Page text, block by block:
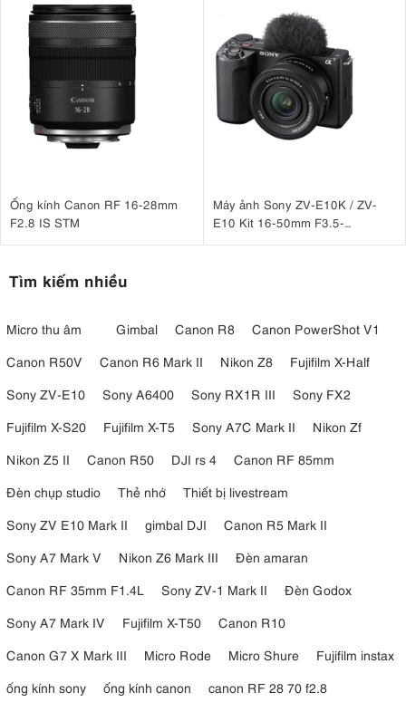
Ống kính Canon RF 16-28mm
F2.8 IS STM
Máy ảnh Sony ZV-E10K / ZV-
E10 Kit 16-50mm F3.5-
Tìm kiếm nhiều
Micro thu âm Gimbal Canon R8
Canon PowerShot V1
Canon R50V
Canon R6 Mark II Nikon Z8
Fujifilm X-Half
Sony ZV-E10
Sony A6400 Sony RX1R III
Sony FX2
Fujifilm X-S20
Fujifilm X-T5 Sony A7C Mark II
Nikon Zf
Nikon Z5 II
Canon R50 DJI rs 4
Canon RF 85mm
Đèn chụp studio
Thẻ nhớ
Thiết bị livestream
Sony ZV E10 Mark II
gimbal DJI
Canon R5 Mark II
Sony A7 Mark V
Nikon Z6 Mark III
Đèn amaran
Canon RF 35mm F1.4L
Sony ZV-1 Mark II
Đèn Godox
Sony A7 Mark IV
Fujifilm X-T50
Canon R10
Canon G7 X Mark III
Micro Rode Micro Shure
Fujifilm instax
ống kính sony
ống kính canon
canon RF 28 70 f2.8